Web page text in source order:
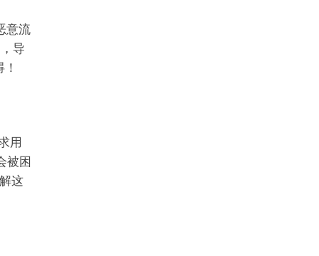
意流
导
用
被困
这